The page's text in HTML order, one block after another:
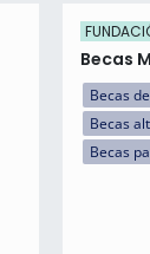
Becas
Becas
Becas
Becas